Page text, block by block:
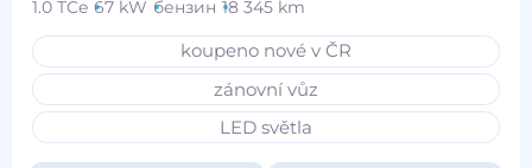
1.0 TCe 67 kW бензин 18 345 km
koupeno nové v ČR
zánovní vůz
LED světla